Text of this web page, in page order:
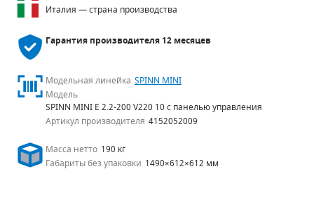
Италия — страна производства
Гарантия производителя12 месяцев
Модельная линейка SPINN MINI
Модель
SPINN MINI E 2.2-200 V220 10 с панелью управления
Артикул производителя 4152052009
Масса нетто 190 кг
Габариты без упаковки 1490×612×612 мм